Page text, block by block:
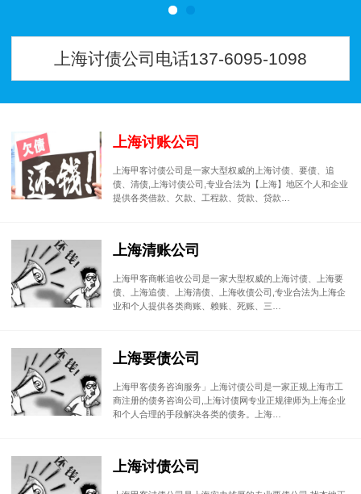
上海讨债公司电话137-6095-1098
上海讨账公司
上海甲客讨债公司是一家大型权威的上海讨债、要债、追
债、清债,上海讨债公司,专业合法为【上海】地区个人和企业
提供各类借款、欠款、工程款、货款、贷款…
上海清账公司
上海甲客商帐追收公司是一家大型权威的上海讨债、上海要
债、上海追债、上海清债、上海收债公司,专业合法为上海企
业和个人提供各类商账、赖账、死账、三…
上海要债公司
上海甲客债务咨询服务」上海讨债公司是一家正规上海市工
商注册的债务咨询公司,上海讨债网专业正规律师为上海企业
和个人合理的手段解决各类的债务。上海…
上海讨债公司